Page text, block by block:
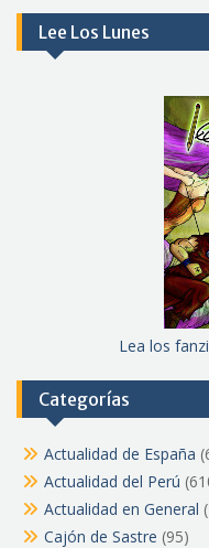
Lee Los Lunes
Lea los
Categorías
Actualidad de España
Actualidad del Perú
Actualidad en General
Cajón de Sastre (95)